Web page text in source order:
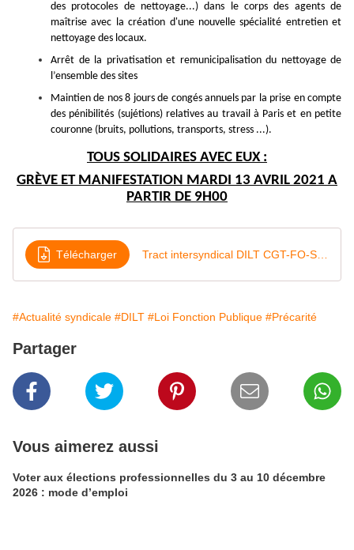
des protocoles de nettoyage...) dans le corps des agents de
maîtrise avec la création d'une nouvelle spécialité entretien et
nettoyage des locaux.
Arrêt de la privatisation et remunicipalisation du nettoyage de
l’ensemble des sites
Maintien de nos 8 jours de congés annuels par la prise en compte
des pénibilités (sujétions) relatives au travail à Paris et en petite
couronne (bruits, pollutions, transports, stress ...).
TOUS SOLIDAIRES AVEC EUX :
GRÈVE ET MANIFESTATION MARDI 13 AVRIL 2021 A
PARTIR DE 9H00
Télécharger
#Actualité syndicale #DILT #Loi Fonction Publique #Précarité
Partager
Vous aimerez aussi
Voter aux élections professionnelles du 3 au 10 décembre
2026 : mode d’emploi